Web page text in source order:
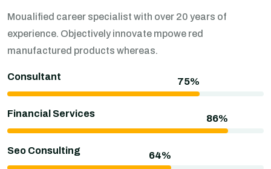
Moualified career specialist with over 20 years of
experience. Objectively innovate mpowe red
manufactured products whereas.
Consultant
Financial Services
Seo Consulting